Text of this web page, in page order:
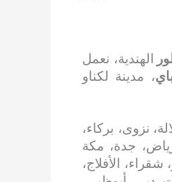
الهندية، نعمل
، مدينة لكناو
نزوى، بركاء،
جدة، مكة
الأفلاج،